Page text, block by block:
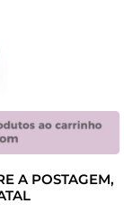
A POSTAGEM,